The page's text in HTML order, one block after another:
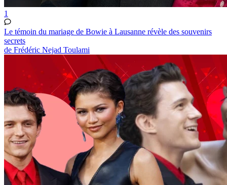
1
Le témoin du mariage de Bowie à Lausanne révèle des souvenirs
secrets
de Frédéric Nejad Toulami